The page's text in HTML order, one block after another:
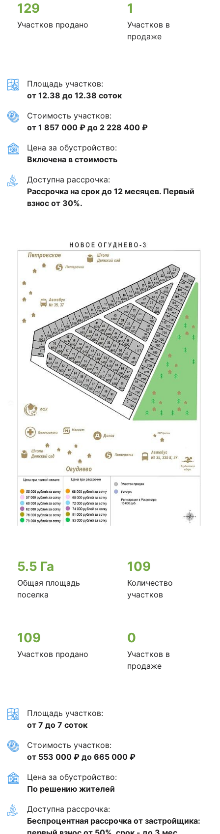
129
Участков продано
1
Участков в
продаже
Площадь участков:
от 12.38 до 12.38 соток
Стоимость участков:
от 1 857 000 ₽ до 2 228 400 ₽
Цена за обустройство:
Включена в стоимость
Доступна рассрочка:
Рассрочка на срок до 12 месяцев. Первый
взнос от 30%.
5.5 Га
Общая площадь
поселка
109
Количество
участков
109
Участков продано
0
Участков в
продаже
Площадь участков:
от 7 до 7 соток
Стоимость участков:
от 553 000 ₽ до 665 000 ₽
Цена за обустройство:
По решению жителей
Доступна рассрочка:
Беспроцентная рассрочка от застройщика: